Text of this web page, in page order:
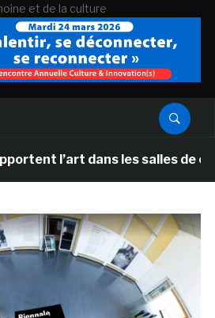
et de la culture
dans les salles de classe